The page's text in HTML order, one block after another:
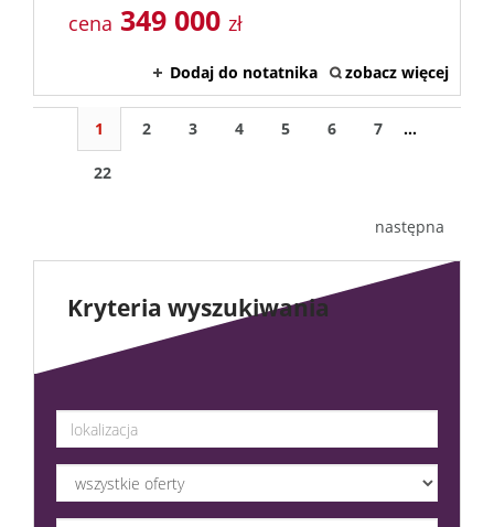
cena 349 000 zł
Dodaj do notatnika zobacz więcej
1 2 3 4 5 6 7 ...
22
następna
Kryteria wyszukiwania